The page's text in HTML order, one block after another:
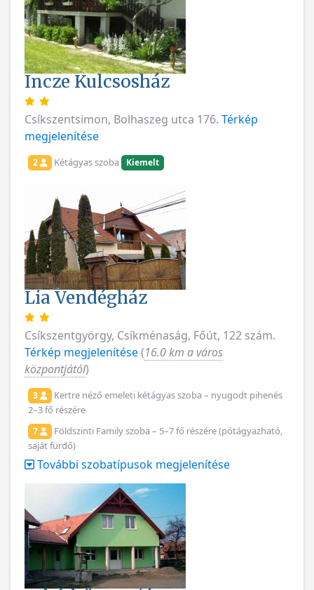
Incze Kulcsosház
Csíkszentsimon, Bolhaszeg utca 176. Térkép
megjelenítése
2 Kétágyas szoba Kiemelt
Lia Vendégház
Csíkszentgyörgy, Csíkménaság, Főút, 122 szám.
Térkép megjelenítése(16.0 km a város
központjától)
3
Kertre néző emeleti kétágyas szoba – nyugodt pihenés
2–3 fő részére
7
Földszinti Family szoba – 5–7 fő részére (pótágyazható,
saját fürdő)
További szobatípusok megjelenítése